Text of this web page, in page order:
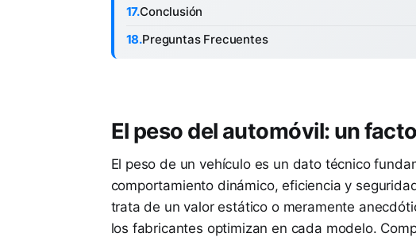
Conclusión
Preguntas Frecuentes
El peso del automóvil: un
El peso de un vehículo es un dato técnico
comportamiento dinámico, eficiencia y
trata de un valor estático o meramente
los fabricantes optimizan en cada modelo.